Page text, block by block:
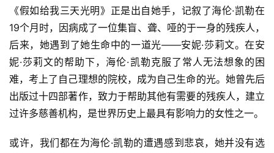
《假如给我三天光明》正是出自她手，记叙了海伦·凯勒在
19个月时，因病成了一位集盲、聋、哑的于一身的残疾人，
后来，她遇到了她生命中的一道光——安妮·莎莉文。在安
妮·莎莉文的帮助下，海伦·凯勒克服了常人无法想象的困
难，考上了自己理想的院校，成为自己生命的光。她曾先后
出版过十四部著作，致力于帮助其他有需要的残疾人，建立
过许多慈善机构，是世界历史上最具有影响力的女性之一。
或许，我们都在为海伦·凯勒的遭遇感到悲哀，她并没有选